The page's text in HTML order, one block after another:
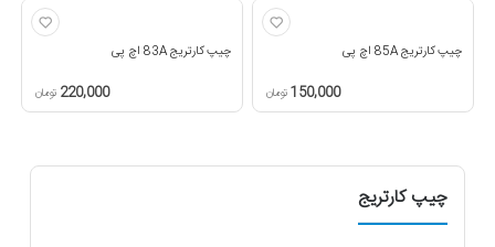
تجهیزات فروشگاهی و بانکی
هدایا و ست مدیریتی
وایت برد و تابلو اعلانات
چیپ کارتریج 85A اچ پی
150,000تومان
چیپ کارتریج 83A اچ پی
220,000 تومان
چیپ کارتریج